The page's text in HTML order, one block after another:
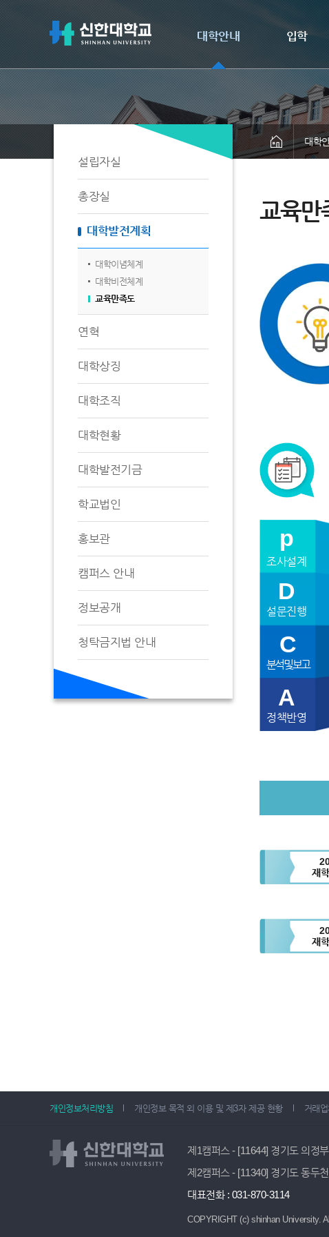
대학안내 입학
설립자실
총장실
대학발전계획
대학이념체계
대학비전체계
교육만족도
연혁
대학상징
대학조직
대학현황
대학발전기금
학교법인
홍보관
캠퍼스 안내
정보공개
청탁금지법 안내
대학
교육만
p
조사설계
D
설문진행
C
분석 및 보고
A
정책반영
재
재
개인정보처리방침 개인정보 목적 외 이용 및 제3자 제공 현황 거래
제1캠퍼스 - [11644] 경기도 의정
제2캠퍼스 - [11340] 경기도 동두
대표전화 : 031-870-3114
COPYRIGHT (c) shinhan University.